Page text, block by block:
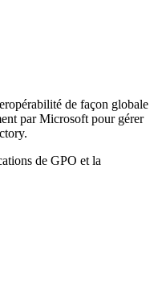
de façon globale
par Microsoft pour gérer
de GPO et la